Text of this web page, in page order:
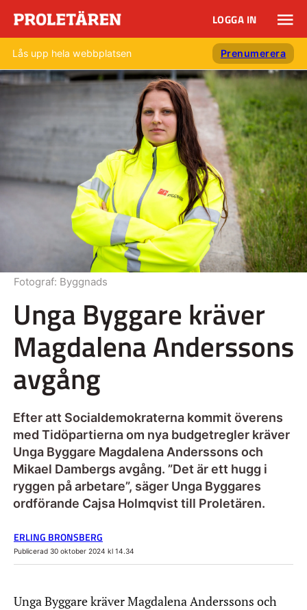
LOGGA IN
Lås upp hela webbplatsen Prenumerera
Unga Byggare kräver
Magdalena Anderssons
avgång
Efter att Socialdemokraterna kommit överens
med Tidöpartierna om nya budgetregler kräver
Unga Byggare Magdalena Anderssons och
Mikael Dambergs avgång. ”Det är ett hugg i
ryggen på arbetare”, säger Unga Byggares
ordförande Cajsa Holmqvist till Proletären.
Fotograf: Byggnads
ERLING BRONSBERG
Publicerad 30 oktober 2024 kl 14.34
Unga Byggare kräver Magdalena Anderssons och